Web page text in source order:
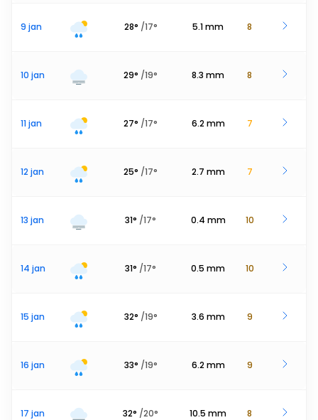
9 jan 28° /17° 5.1mm 8
10 jan 29° /19° 8.3 mm 8
11 jan 27° /17° 6.2 mm 7
12 jan 25° /17° 2.7 mm 7
13 jan 31° /17° 0.4 mm 10
14 jan 31° /17° 0.5 mm 10
15 jan 32° /19° 3.6 mm 9
16 jan 33° /19° 6.2 mm 9
17 jan 32° /20° 10.5 mm 8